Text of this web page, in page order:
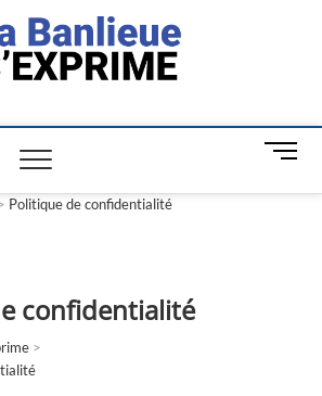
La banlieue
s'exprime
M
n
Politique de confidentialité
confidentialité
>